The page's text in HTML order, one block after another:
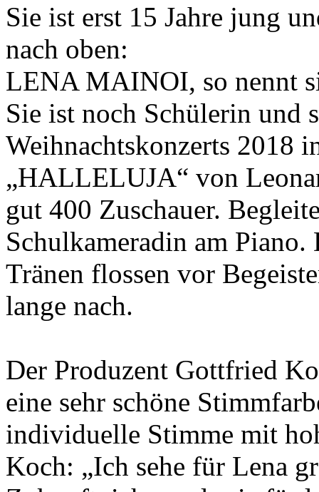
Sie ist erst 15 Jahre jung
nach oben:
LENA MAINOI, so nennt
Sie ist noch Schülerin und
Weihnachtskonzerts 2018
„HALLELUJA“ von
gut 400 Zuschauer.
Schulkameradin am
Tränen flossen vor
lange nach.
Der Produzent Gottfried
eine sehr schöne
individuelle Stimme mit
Koch: „Ich sehe für Lena